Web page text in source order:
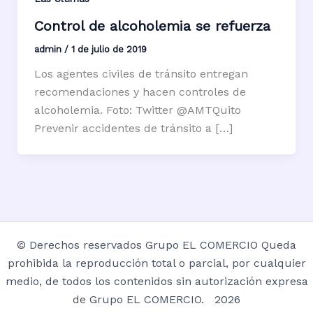
Control de alcoholemia se refuerza
admin / 1 de julio de 2019
Los agentes civiles de tránsito entregan
recomendaciones y hacen controles de
alcoholemia. Foto: Twitter @AMTQuito
Prevenir accidentes de tránsito a […]
© Derechos reservados Grupo EL COMERCIO Queda
prohibida la reproducción total o parcial, por cualquier
medio, de todos los contenidos sin autorización expresa
de Grupo EL COMERCIO. 2026